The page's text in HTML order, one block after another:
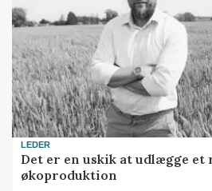
LEDER
Det er en uskik at udlægge et
økoproduktion